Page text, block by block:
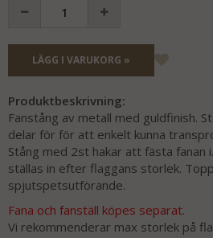
LÄGG I VARUKORG »
Produktbeskrivning:
Fanstång av metall med guldfinish.
delar för för att enkelt kunna
Stång med 2st hakar att fästa fanan
ställas in efter flaggans storlek.
spjutspetsutförande.
Fana och fanställ köpes separat.
Vi rekommenderar max storlek på